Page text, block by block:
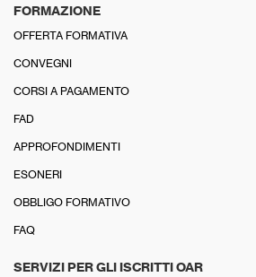
FORMAZIONE
OFFERTA FORMATIVA
CONVEGNI
CORSI A PAGAMENTO
FAD
APPROFONDIMENTI
ESONERI
OBBLIGO FORMATIVO
FAQ
SERVIZI PER GLI ISCRITTI OAR